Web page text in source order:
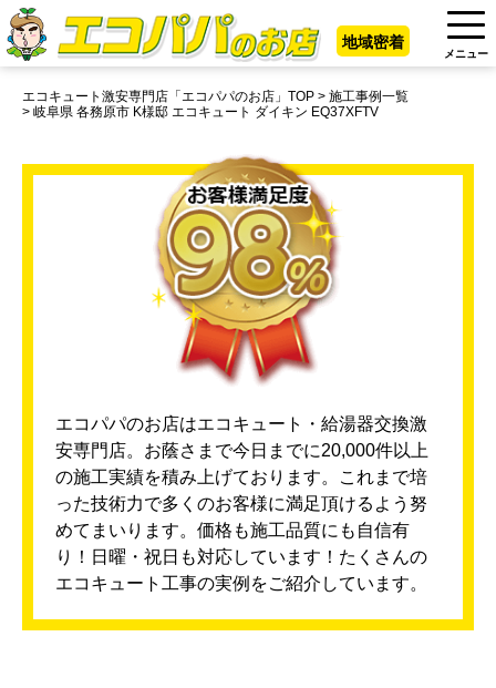
地域密着
メニュー
エコキュート激安専門店「エコパパのお店」TOP
施工事例一覧
岐阜県 各務原市 K様邸 エコキュート ダイキン EQ37XFTV
エコパパのお店はエコキュート・給湯器交換激
安専門店。お蔭さまで今日までに20,000件以上
の施工実績を積み上げております。これまで培
った技術力で多くのお客様に満足頂けるよう努
めてまいります。価格も施工品質にも自信有
り！日曜・祝日も対応しています！たくさんの
エコキュート工事の実例をご紹介しています。